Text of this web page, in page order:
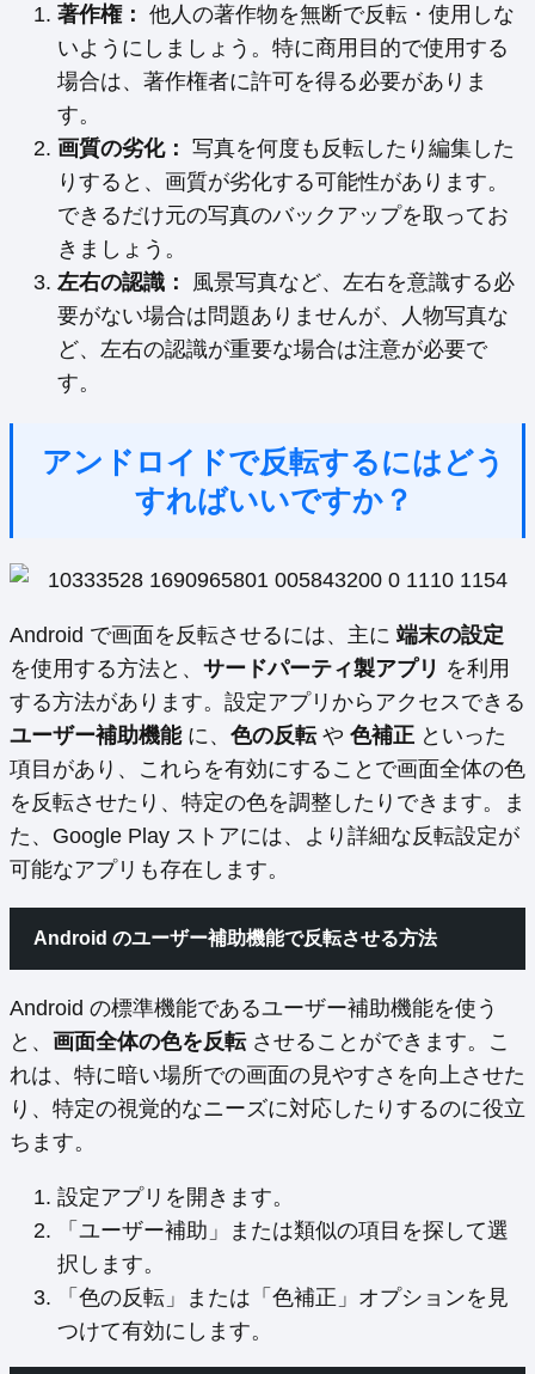
著作権： 他人の著作物を無断で反転・使用しな
いようにしましょう。特に商用目的で使用する
場合は、著作権者に許可を得る必要がありま
す。
画質の劣化： 写真を何度も反転したり編集した
りすると、画質が劣化する可能性があります。
できるだけ元の写真のバックアップを取ってお
きましょう。
左右の認識：
風景写真など、左右を意識する必
要がない場合は問題ありませんが、人物写真な
ど、左右の認識が重要な場合は注意が必要で
す。
アンドロイドで反転するにはどう
すればいいですか？
Android で画面を反転させるには、主に 端末の設定
を使用する方法と、 サードパーティ製アプリ を利用
する方法があります。設定アプリからアクセスできる
ユーザー補助機能に、 色の反転や 色補正 といった
項目があり、これらを有効にすることで画面全体の色
を反転させたり、特定の色を調整したりできます。ま
た、Google Play ストアには、より詳細な反転設定が
可能なアプリも存在します。
Android のユーザー補助機能で反転させる方法
Android の標準機能であるユーザー補助機能を使う
と、 画面全体の色を反転させることができます。こ
れは、特に暗い場所での画面の見やすさを向上させた
り、特定の視覚的なニーズに対応したりするのに役立
ちます。
設定アプリを開きます。
「ユーザー補助」または類似の項目を探して選
択します。
「色の反転」または「色補正」オプションを見
つけて有効にします。